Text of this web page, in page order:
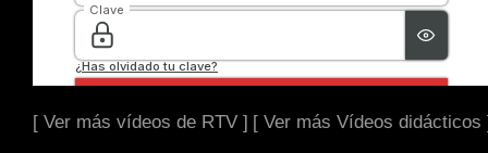
[ Ver más vídeos de RTV ] [ Ver más Vídeos didácticos